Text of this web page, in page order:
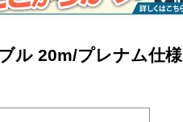
ル 20m/プレナム仕様